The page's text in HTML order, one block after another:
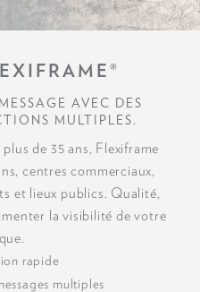
AVEC DES
MULTIPLES.
plus de 35 ans, Flexiframe
centres commerciaux,
et lieux publics. Qualité,
la visibilité de votre
rapide
multiples